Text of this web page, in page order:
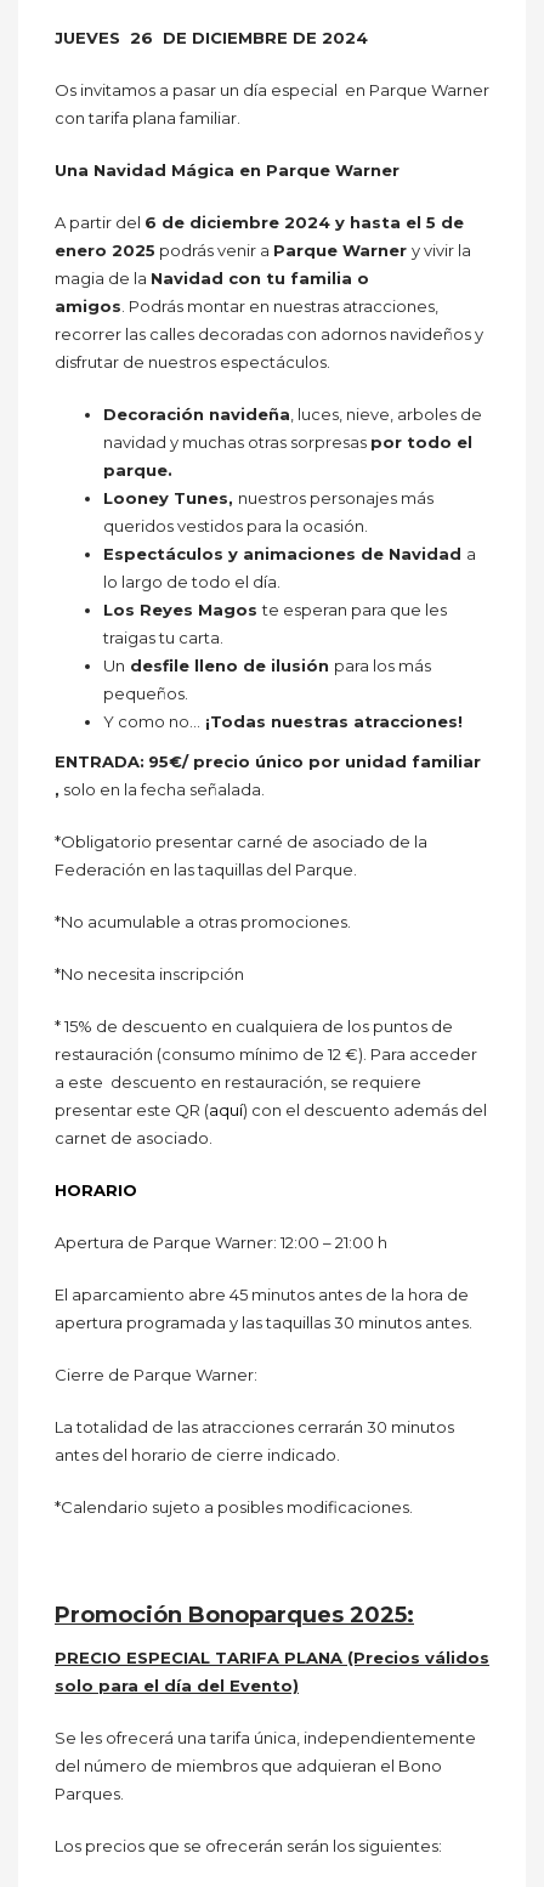
JUEVES 26 DE DICIEMBRE DE 2024
Os invitamos a pasar un día especial en Parque Warner
con tarifa plana familiar.
Una Navidad Mágica en Parque Warner
A partir del 6 de diciembre 2024 y hasta el 5 de
enero 2025 podrás venir a Parque Warner y vivir la
magia de la Navidad con tu familia o
amigos. Podrás montar en nuestras atracciones,
recorrer las calles decoradas con adornos navideños y
disfrutar de nuestros espectáculos.
Decoración navideña, luces, nieve, arboles de
navidad y muchas otras sorpresas por todo el
parque.
Looney Tunes, nuestros personajes más
queridos vestidos para la ocasión.
Espectáculos y animaciones de Navidad a
lo largo de todo el día.
Los Reyes Magoste esperan para que les
traigas tu carta.
Un desfile lleno de ilusión para los más
pequeños.
Y como no… ¡Todas nuestras atracciones!
ENTRADA: 95€/ precio único por unidad familiar
, solo en la fecha señalada.
*Obligatorio presentar carné de asociado de la
Federación en las taquillas del Parque.
*No acumulable a otras promociones.
*No necesita inscripción
* 15% de descuento en cualquiera de los puntos de
restauración (consumo mínimo de 12 €). Para acceder
a este descuento en restauración, se requiere
presentar este QR (aquí) con el descuento además del
carnet de asociado.
HORARIO
Apertura de Parque Warner: 12:00 – 21:00 h
El aparcamiento abre 45 minutos antes de la hora de
apertura programada y las taquillas 30 minutos antes.
Cierre de Parque Warner:
La totalidad de las atracciones cerrarán 30 minutos
antes del horario de cierre indicado.
*Calendario sujeto a posibles modificaciones.
Promoción Bonoparques 2025:
PRECIO ESPECIAL TARIFA PLANA (Precios válidos
solo para el día del Evento)
Se les ofrecerá una tarifa única, independientemente
del número de miembros que adquieran el Bono
Parques.
Los precios que se ofrecerán serán los siguientes: